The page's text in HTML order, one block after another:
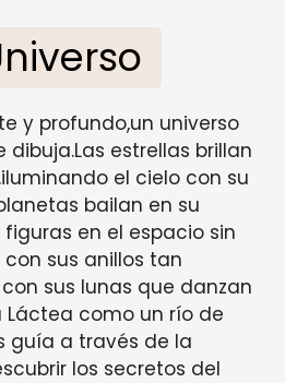
y profundo,un universo
dibuja.Las estrellas brillan
el cielo con su
bailan en su
en el espacio sin
con sus anillos tan
sus lunas que danzan
Láctea como un río de
guía a través de la
los secretos del